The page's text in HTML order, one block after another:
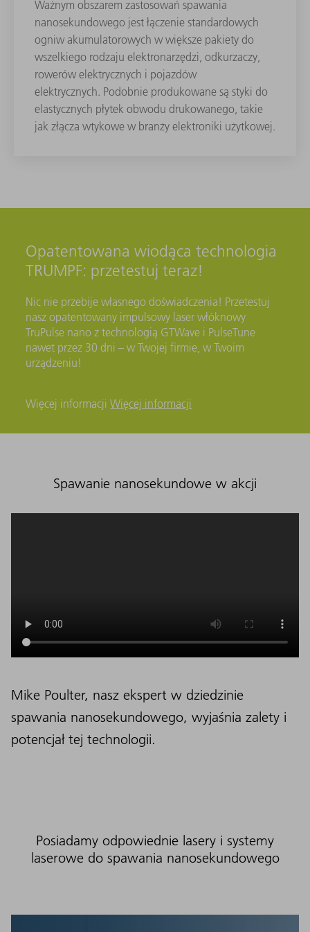
Ważnym obszarem zastosowań spawania
nanosekundowego jest łączenie standardowych
ogniw akumulatorowych w większe pakiety do
wszelkiego rodzaju elektronarzędzi, odkurzaczy,
rowerów elektrycznych i pojazdów
elektrycznych. Podobnie produkowane są styki do
elastycznych płytek obwodu drukowanego, takie
jak złącza wtykowe w branży elektroniki użytkowej.
Opatentowana wiodąca technologia
TRUMPF: przetestuj teraz!
Nic nie przebije własnego doświadczenia! Przetestuj
nasz opatentowany impulsowy laser włóknowy
TruPulse nano z technologią GTWave i PulseTune
nawet przez 30 dni – w Twojej firmie, w Twoim
urządzeniu!
Więcej informacjiWięcej informacji
Spawanie nanosekundowe w akcji
Mike Poulter, nasz ekspert w dziedzinie
spawania nanosekundowego, wyjaśnia zalety i
potencjał tej technologii.
Posiadamy odpowiednie lasery i systemy
laserowe do spawania nanosekundowego